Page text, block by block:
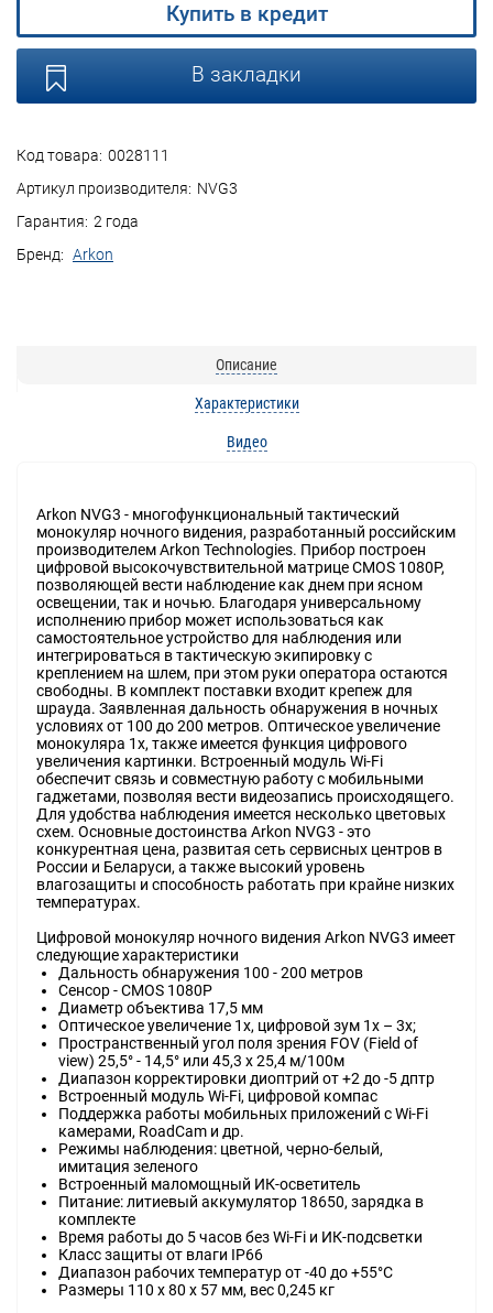
Код товара: 0028111
Артикул производителя: NVG3
Гарантия: 2 года
Бренд: Arkon
Купить в кредит
В закладки
Описание
Характеристики
Видео
Arkon NVG3 - многофункциональный тактический
монокуляр ночного видения, разработанный российским
производителем Arkon Technologies. Прибор построен
цифровой высокочувствительной матрице CMOS 1080P,
позволяющей вести наблюдение как днем при ясном
освещении, так и ночью. Благодаря универсальному
исполнению прибор может использоваться как
самостоятельное устройство для наблюдения или
интегрироваться в тактическую экипировку с
креплением на шлем, при этом руки оператора остаются
свободны. В комплект поставки входит крепеж для
шрауда. Заявленная дальность обнаружения в ночных
условиях от 100 до 200 метров. Оптическое увеличение
монокуляра 1х, также имеется функция цифрового
увеличения картинки. Встроенный модуль Wi-Fi
обеспечит связь и совместную работу с мобильными
гаджетами, позволяя вести видеозапись происходящего.
Для удобства наблюдения имеется несколько цветовых
схем. Основные достоинства Arkon NVG3 - это
конкурентная цена, развитая сеть сервисных центров в
России и Беларуси, а также высокий уровень
влагозащиты и способность работать при крайне низких
температурах.
Цифровой монокуляр ночного видения Arkon NVG3 имеет
следующие характеристики
Дальность обнаружения 100 - 200 метров
Сенсор - CMOS 1080P
Диаметр объектива 17,5 мм
Оптическое увеличение 1х, цифровой зум 1х – 3х;
Пространственный угол поля зрения FOV (Field of
view) 25,5° - 14,5° или 45,3 х 25,4 м/100м
Диапазон корректировки диоптрий от +2 до -5 дптр
Встроенный модуль Wi-Fi, цифровой компас
Поддержка работы мобильных приложений с Wi-Fi
камерами, RoadCam и др.
Режимы наблюдения: цветной, черно-белый,
имитация зеленого
Встроенный маломощный ИК-осветитель
Питание: литиевый аккумулятор 18650, зарядка в
комплекте
Время работы до 5 часов без Wi-Fi и ИК-подсветки
Класс защиты от влаги IP66
Диапазон рабочих температур от -40 до +55°C
Размеры 110 х 80 х 57 мм, вес 0,245 кг